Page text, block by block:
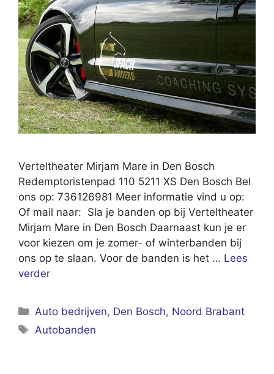
Verteltheater Mirjam Mare in Den Bosch
Redemptoristenpad 110 5211 XS Den Bosch Bel
ons op: 736126981 Meer informatie vind u op:
Of mail naar: Sla je banden op bij Verteltheater
Mirjam Mare in Den Bosch Daarnaast kun je er
voor kiezen om je zomer- of winterbanden bij
ons op te slaan. Voor de banden is het … Lees
verder
Categorieën
Auto bedrijven, Den Bosch, Noord Brabant
Tags
Autobanden